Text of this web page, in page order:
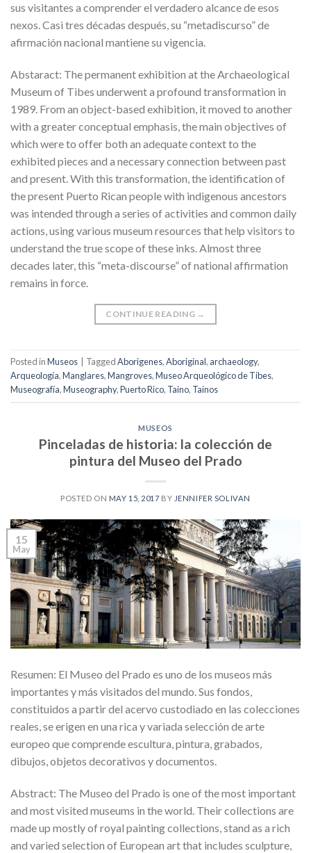
sus visitantes a comprender el verdadero alcance de esos
nexos. Casi tres décadas después, su “metadiscurso” de
afirmación nacional mantiene su vigencia.
Abstaract: The permanent exhibition at the Archaeological
Museum of Tibes underwent a profound transformation in
1989. From an object-based exhibition, it moved to another
with a greater conceptual emphasis, the main objectives of
which were to offer both an adequate context to the
exhibited pieces and a necessary connection between past
and present. With this transformation, the identification of
the present Puerto Rican people with indigenous ancestors
was intended through a series of activities and common daily
actions, using various museum resources that help visitors to
understand the true scope of these inks. Almost three
decades later, this “meta-discourse” of national affirmation
remains in force.
CONTINUE READING →
Posted inMuseos TaggedAborigenes,Aboriginal, archaeology,
Arqueología,Manglares,Mangroves,Museo Arqueológico de Tibes,
Museografía,Museography,Puerto Rico, Taino, Tainos
MUSEOS
Pinceladas de historia: la colección de
pintura del Museo del Prado
POSTED ON MAY 15, 2017 BY JENNIFER SOLIVAN
15
May
Resumen: El Museo del Prado es uno de los museos más
importantes y más visitados del mundo. Sus fondos,
constituidos a partir del acervo custodiado en las colecciones
reales, se erigen en una rica y variada selección de arte
europeo que comprende escultura, pintura, grabados,
dibujos, objetos decorativos y documentos.
Abstract: The Museo del Prado is one of the most important
and most visited museums in the world. Their collections are
made up mostly of royal painting collections, stand as a rich
and varied selection of European art that includes sculpture,